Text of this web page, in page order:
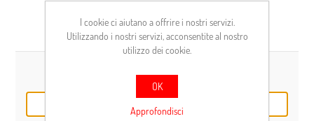
Cliente già registrato
E-mail:
I cookie ci aiutano a offrire i nostri servizi.
Utilizzando i nostri servizi, acconsentite al nostro
utilizzo dei cookie.
OK
Approfondisci